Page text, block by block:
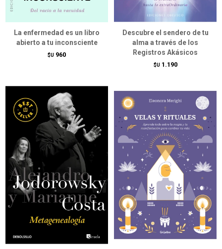
La enfermedad es un libro
abierto a tu inconsciente
$U 960
Descubre el sendero de tu
alma a través de los
Registros Akásicos
$U 1.190